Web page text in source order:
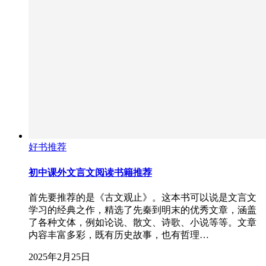
好书推荐
初中课外文言文阅读书籍推荐
首先要推荐的是《古文观止》。这本书可以说是文言文
学习的经典之作，精选了先秦到明末的优秀文章，涵盖
了各种文体，例如论说、散文、诗歌、小说等等。文章
内容丰富多彩，既有历史故事，也有哲理…
2025年2月25日